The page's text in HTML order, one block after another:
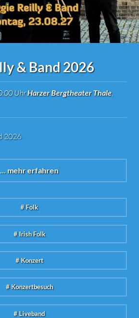
& Band 2026
UhrHarzer Bergtheater Thale,
2026
... mehr erfahren
# Folk
# Irish Folk
# Konzert
# Konzertbesuch
# Liveband